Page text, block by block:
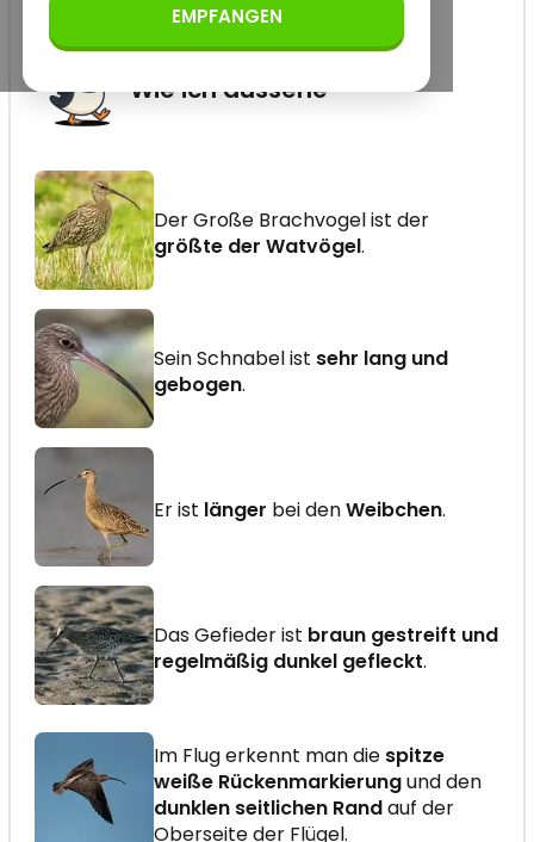
Wie ich aussehe
Der Große Brachvogel ist der
größte der Watvögel.
Sein Schnabel ist sehr lang und
gebogen.
Er ist länger bei denWeibchen.
Das Gefieder ist braun gestreift und
regelmäßig dunkel gefleckt.
Im Flug erkennt man die spitze
weiße Rückenmarkierungund den
dunklen seitlichen Randauf der
Oberseite der Flügel.
EMPFANGEN